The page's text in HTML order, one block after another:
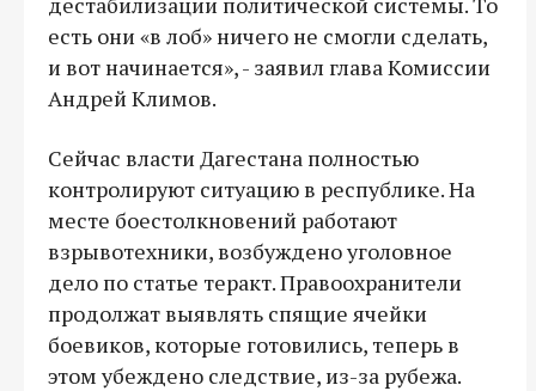
есть они «в лоб» ничего не смогли сделать,
и вот начинается», - заявил глава Комиссии
Андрей Климов.
Сейчас власти Дагестана полностью
контролируют ситуацию в республике. На
месте боестолкновений работают
взрывотехники, возбуждено уголовное
дело по статье теракт. Правоохранители
продолжат выявлять спящие ячейки
боевиков, которые готовились, теперь в
этом убеждено следствие, из-за рубежа.